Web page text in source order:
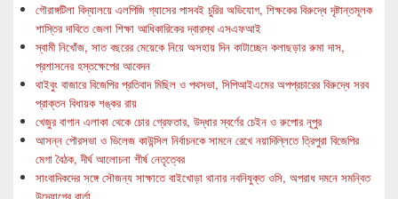
গৌরাঙ্গটিলা বিদ্যালয়ে এলপিজি গ্যাসের পাসবই চুরির অভিযোগ, শিক্ষকের বিরুদ্ধে দৃষ্টান্তমূলক
শাস্তির দাবিতে জেলা শিক্ষা আধিকারিকের দ্বারস্থ এসএফআই
স্বামী নিখোঁজ, সাত বছরের মেয়েকে নিয়ে অসহায় দিন কাটাচ্ছেন কলাছড়ার রুমা দাস,
প্রশাসনের হস্তক্ষেপের আবেদন
থাইবুং বাজারে বিজেপির প্রতিবাদ মিছিল ও পথসভা, সিপিআইএমের অপপ্রচারের বিরুদ্ধে সরব
প্রাক্তন বিধায়ক শঙ্কর রায়
খেজুর বাগান এলাকা থেকে চোর গ্রেফতার, উদ্ধার স্বর্ণের চেইন ও রুপোর নূপুর
আসন্ন পৌরসভা ও ভিলেজ কাউন্সিল নির্বাচনকে সামনে রেখে নয়াদিল্লিতে ত্রিপুরা বিজেপির
মেগা বৈঠক, দীর্ঘ আলোচনা শীর্ষ নেতৃত্বের
সাংবাদিকদের সঙ্গে সৌজন্য সাক্ষাতে বাইখোড়া থানার নবনিযুক্ত ওসি, অপরাধ দমনে সমন্বিত